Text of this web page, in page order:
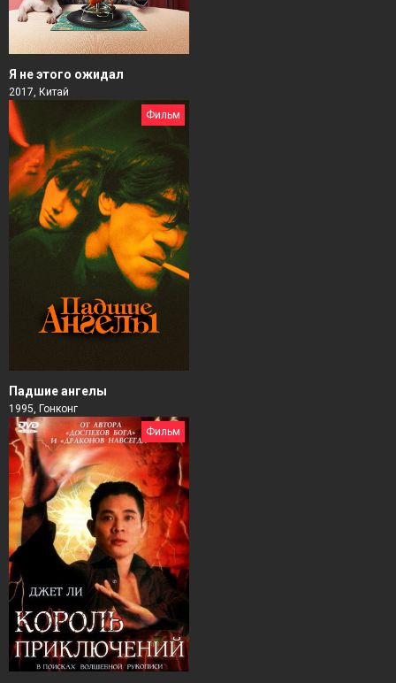
Я не этого ожидал
2017, Китай
Фильм
Падшие ангелы
1995, Гонконг
Фильм